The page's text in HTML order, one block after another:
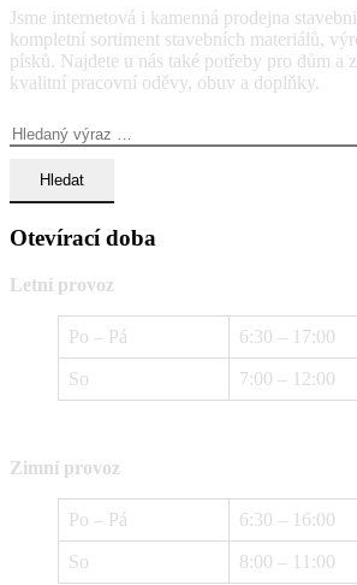
Jsme internetová i kamenná prodejna
kompletní sortiment stavebních materiálů,
písků. Najdete u nás také potřeby pro dům a
kvalitní pracovní oděvy, obuv a doplňky.
Otevírací doba
Letní provoz
Po – Pá 6:30 – 17:00
So 7:00 – 12:00
Zimní provoz
Po – Pá 6:30 – 16:00
So 8:00 – 11:00